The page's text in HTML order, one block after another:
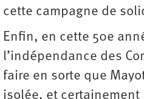
cette campagne de
Enfin, en cette 50e
l’indépendance des
faire en sorte que
isolée, et certainement